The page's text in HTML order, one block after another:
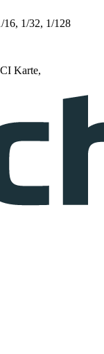
16, 1/32, 1/128
Karte,